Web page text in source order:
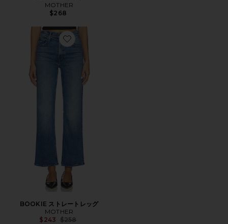
MOTHER
$268
Favorite BOOKIE ストレートレッグ
BOOKIE ストレートレッグ
MOTHER
$243 Previous price:
$258